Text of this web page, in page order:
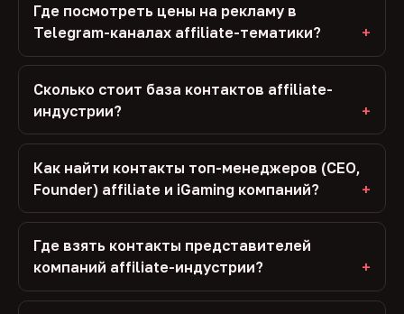
Где посмотреть цены на рекламу в
Telegram-каналах affiliate-тематики?
Сколько стоит база контактов affiliate-
индустрии?
Как найти контакты топ-менеджеров (CEO,
Founder) affiliate и iGaming компаний?
Где взять контакты представителей
компаний affiliate-индустрии?